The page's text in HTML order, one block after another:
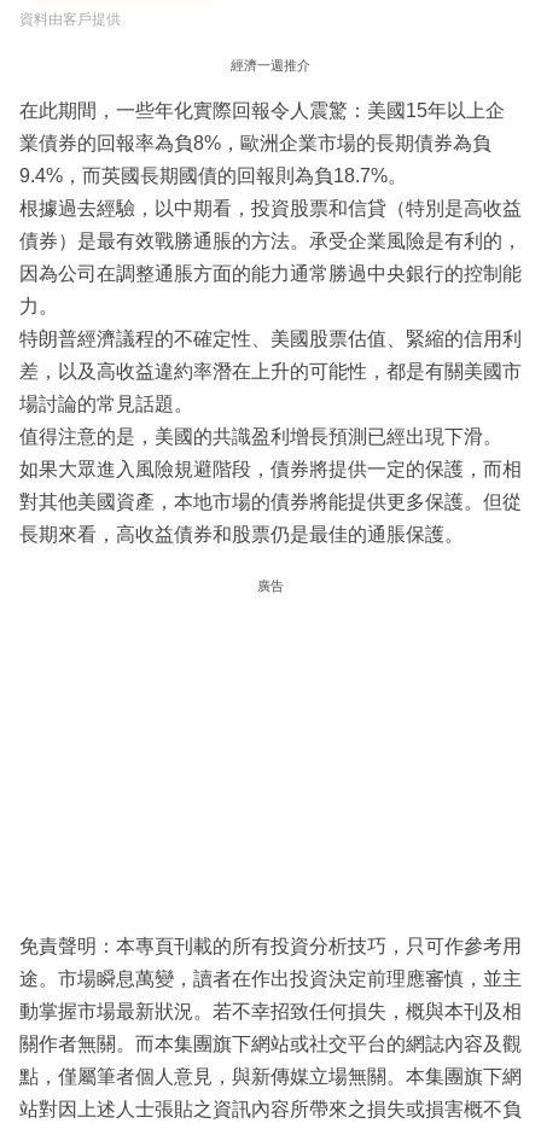
資料由客戶提供
經濟一週推介
在此期間，一些年化實際回報令人震驚：美國15年以上企
業債券的回報率為負8%，歐洲企業市場的長期債券為負
9.4%，而英國長期國債的回報則為負18.7%。
根據過去經驗，以中期看，投資股票和信貸（特別是高收益
債券）是最有效戰勝通脹的方法。承受企業風險是有利的，
因為公司在調整通脹方面的能力通常勝過中央銀行的控制能
力。
特朗普經濟議程的不確定性、美國股票估值、緊縮的信用利
差，以及高收益違約率潛在上升的可能性，都是有關美國市
場討論的常見話題。
值得注意的是，美國的共識盈利增長預測已經出現下滑。
如果大眾進入風險規避階段，債券將提供一定的保護，而相
對其他美國資產，本地市場的債券將能提供更多保護。但從
長期來看，高收益債券和股票仍是最佳的通脹保護。
廣告
免責聲明：本專頁刊載的所有投資分析技巧，只可作參考用
途。市場瞬息萬變，讀者在作出投資決定前理應審慎，並主
動掌握市場最新狀況。若不幸招致任何損失，概與本刊及相
關作者無關。而本集團旗下網站或社交平台的網誌內容及觀
點，僅屬筆者個人意見，與新傳媒立場無關。本集團旗下網
站對因上述人士張貼之資訊內容所帶來之損失或損害概不負